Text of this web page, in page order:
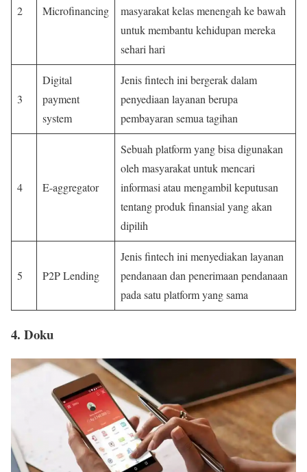
2 Microfinancing
masyarakat kelas menengah ke bawah
untuk membantu kehidupan mereka
sehari hari
3
Digital
payment
system
Jenis fintech ini bergerak dalam
penyediaan layanan berupa
pembayaran semua tagihan
4 E-aggregator
Sebuah platform yang bisa digunakan
oleh masyarakat untuk mencari
informasi atau mengambil keputusan
tentang produk finansial yang akan
dipilih
5 P2P Lending
Jenis fintech ini menyediakan layanan
pendanaan dan penerimaan pendanaan
pada satu platform yang sama
4. Doku